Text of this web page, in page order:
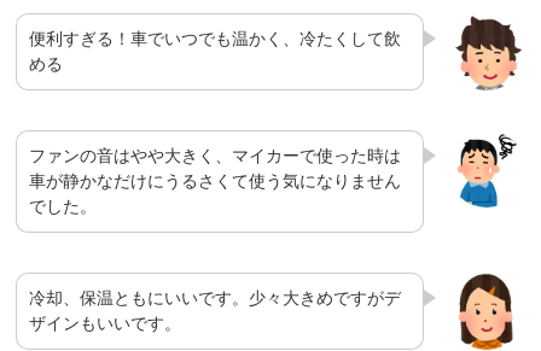
便利すぎる！車でいつでも温かく、冷たくして飲
める
ファンの音はやや大きく、マイカーで使った時は
車が静かなだけにうるさくて使う気になりません
でした。
冷却、保温ともにいいです。少々大きめですがデ
ザインもいいです。